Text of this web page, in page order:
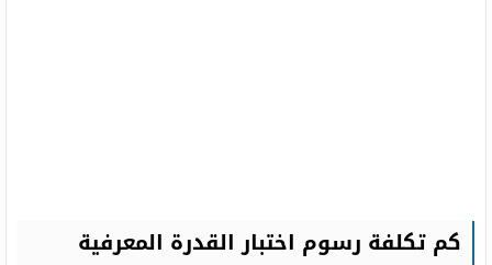
كم تكلفة رسوم اختبار القدرة المعرفية